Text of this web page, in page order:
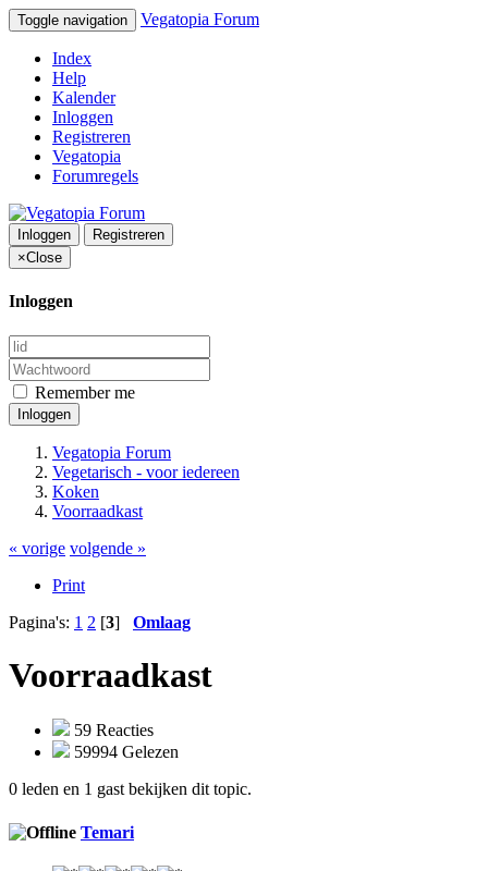
Toggle navigation Vegatopia Forum
Index
Help
Kalender
Inloggen
Registreren
Vegatopia
Forumregels
Inloggen
Registreren
×Close
Inloggen
Remember me
Inloggen
Vegatopia Forum
Vegetarisch - voor iedereen
Koken
Voorraadkast
« vorige volgende »
Print
Pagina's: 1 2 [3] Omlaag
Voorraadkast
59 Reacties
59994 Gelezen
0 leden en 1 gast bekijken dit topic.
Temari